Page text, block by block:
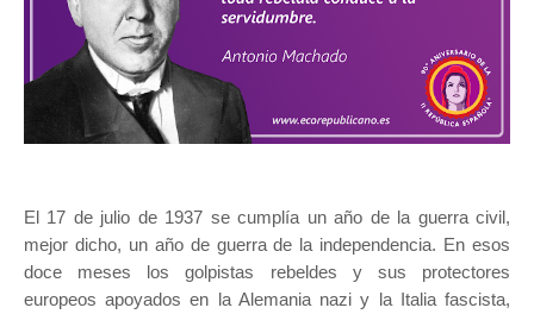
El 17 de julio de 1937 se cumplía un año de la guerra civil,
mejor dicho, un año de guerra de la independencia. En esos
doce meses los golpistas rebeldes y sus protectores
europeos apoyados en la Alemania nazi y la Italia fascista,